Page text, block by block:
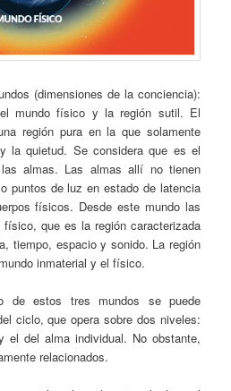
(dimensiones de la conciencia):
mundo físico y la región sutil. El
región pura en la que solamente
la quietud. Se considera que es el
almas. Las almas allí no tienen
puntos de luz en estado de latencia
físicos. Desde este mundo las
que es la región caracterizada
tiempo, espacio y sonido. La región
inmaterial y el físico.
de estos tres mundos se puede
ciclo, que opera sobre dos niveles:
el del alma individual. No obstante,
relacionados.